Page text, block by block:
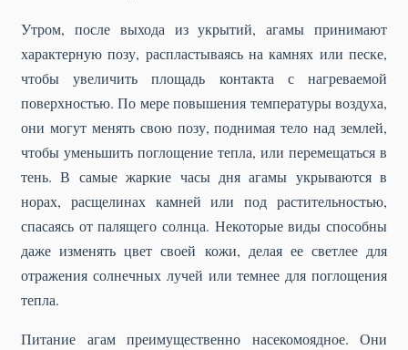
Утром, после выхода из укрытий, агамы принимают
характерную позу, распластываясь на камнях или песке,
чтобы увеличить площадь контакта с нагреваемой
поверхностью. По мере повышения температуры воздуха,
они могут менять свою позу, поднимая тело над землей,
чтобы уменьшить поглощение тепла, или перемещаться в
тень. В самые жаркие часы дня агамы укрываются в
норах, расщелинах камней или под растительностью,
спасаясь от палящего солнца. Некоторые виды способны
даже изменять цвет своей кожи, делая ее светлее для
отражения солнечных лучей или темнее для поглощения
тепла.
Питание агам преимущественно насекомоядное. Они